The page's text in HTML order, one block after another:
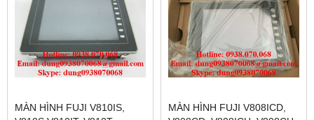
MÀN HÌNH FUJI V810IS,
MÀN HÌNH FUJI V808ICD,